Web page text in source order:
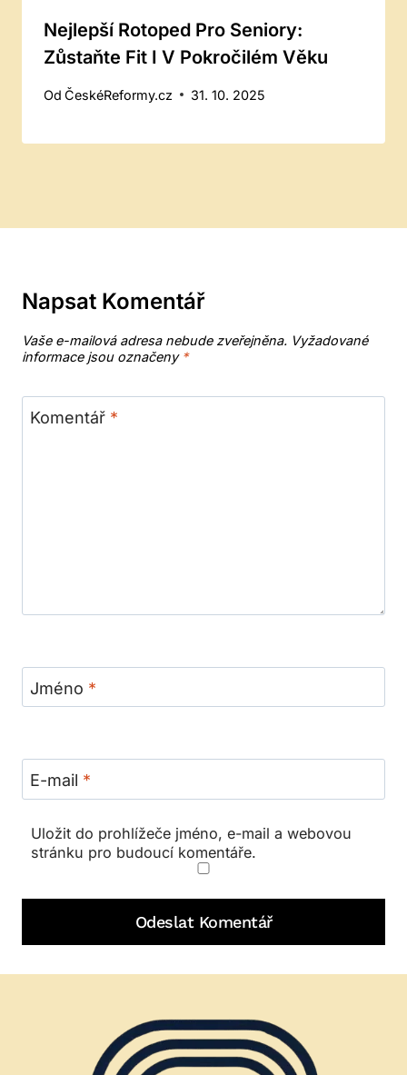
Nejlepší Rotoped Pro Seniory:
Zůstaňte Fit I V Pokročilém Věku
Od ČeskéReformy.cz 31. 10. 2025
Napsat Komentář
Vaše e-mailová adresa nebude zveřejněna. Vyžadované
informace jsou označeny *
Komentář *
Jméno *
E-mail *
Uložit do prohlížeče jméno, e-mail a webovou
stránku pro budoucí komentáře.